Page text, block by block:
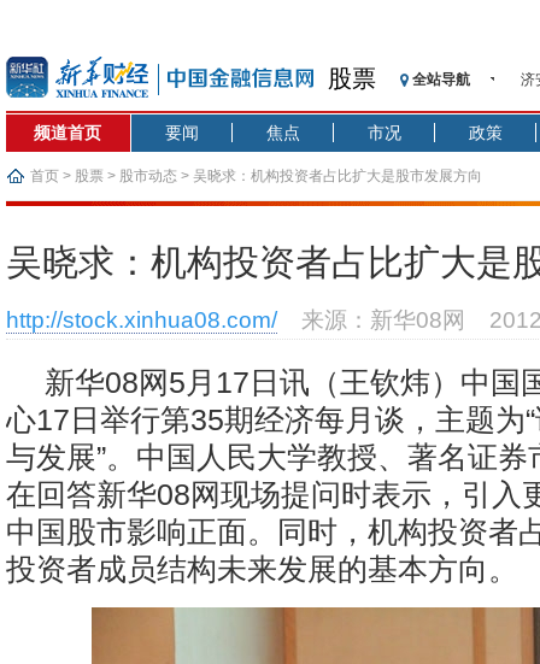
股票 全站导航
济
【
济
在
基
频道首页 要闻 焦点 市况 政策
首页 > 股票 > 股市动态 > 吴晓求：机构投资者占比扩大是股市发展方向
吴晓求：机构投资者占比扩大是
http://stock.xinhua08.com/ 来源：新华08网
新华08网5月17日讯（王钦炜）中国
心17日举行第35期经济每月谈，主题为
与发展”。中国人民大学教授、著名证
在回答新华08网现场提问时表示，引入
中国股市影响正面。同时，机构投资者
投资者成员结构未来发展的基本方向。